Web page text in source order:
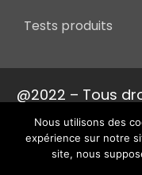
Tests produits
@2022 – Tous
Nous utilisons des
expérience sur notre
site, nous